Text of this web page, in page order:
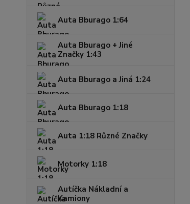
Auta Bburago 1:64
Auta Bburago + Jiné
Značky 1:43
Auta Bburago a Jiná 1:24
Auta Bburago 1:18
Auta 1:18 Různé Značky
Motorky 1:18
Autíčka Nákladní a
Kamiony